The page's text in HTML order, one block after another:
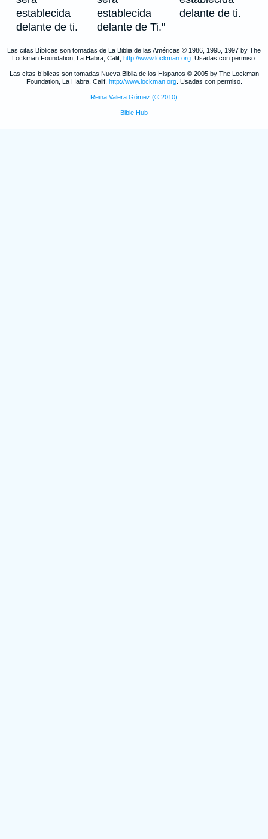
establecida
delante de ti.
establecida
delante de Ti."
delante de ti.
Las citas Bíblicas son tomadas de La Biblia de las Américas © 1986, 1995, 1997 by The
Lockman Foundation, La Habra, Calif, http://www.lockman.org. Usadas con permiso.
Las citas bíblicas son tomadas Nueva Biblia de los Hispanos © 2005 by The Lockman
Foundation, La Habra, Calif, http://www.lockman.org. Usadas con permiso.
Reina Valera Gómez (© 2010)
Bible Hub